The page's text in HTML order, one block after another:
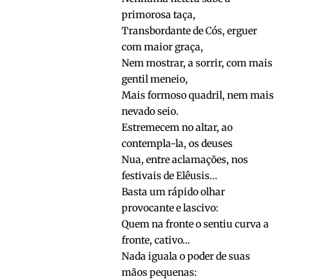
primorosa taça,
Transbordante de Cós, erguer
com maior graça,
Nem mostrar, a sorrir, com mais
gentil meneio,
Mais formoso quadril, nem mais
nevado seio.
Estremecem no altar, ao
contempla-la, os deuses
Nua, entre aclamações, nos
festivais de Elêusis…
Basta um rápido olhar
provocante e lascivo:
Quem na fronte o sentiu curva a
fronte, cativo…
Nada iguala o poder de suas
mãos pequenas: